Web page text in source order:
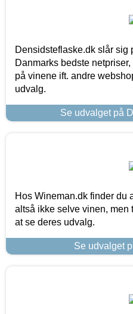
Densidsteflaske.dk slår sig
Danmarks bedste
på vinene ift. andre
udvalg.
Se udvalget på
Hos Wineman.dk finder
altså ikke selve vinen, men
at se deres udvalg.
Se udvalget